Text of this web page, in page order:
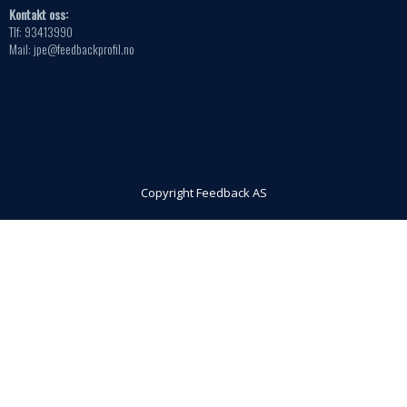
Kontakt oss:
Tlf: 93413990
Mail: jpe@feedbackprofil.no
Copyright Feedback AS